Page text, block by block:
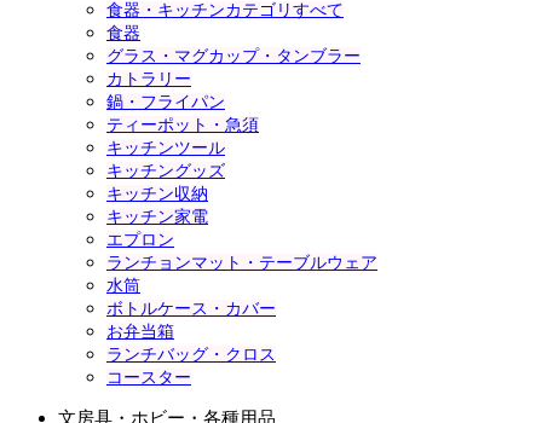
食器・キッチンカテゴリすべて
食器
グラス・マグカップ・タンブラー
カトラリー
鍋・フライパン
ティーポット・急須
キッチンツール
キッチングッズ
キッチン収納
キッチン家電
エプロン
ランチョンマット・テーブルウェア
水筒
ボトルケース・カバー
お弁当箱
ランチバッグ・クロス
コースター
文房具・ホビー・各種用品